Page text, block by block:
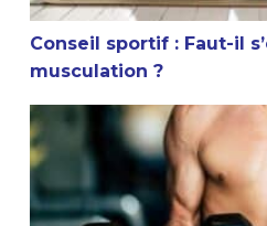
Conseil sportif : Faut-il
musculation ?
Est-ce que la musculation